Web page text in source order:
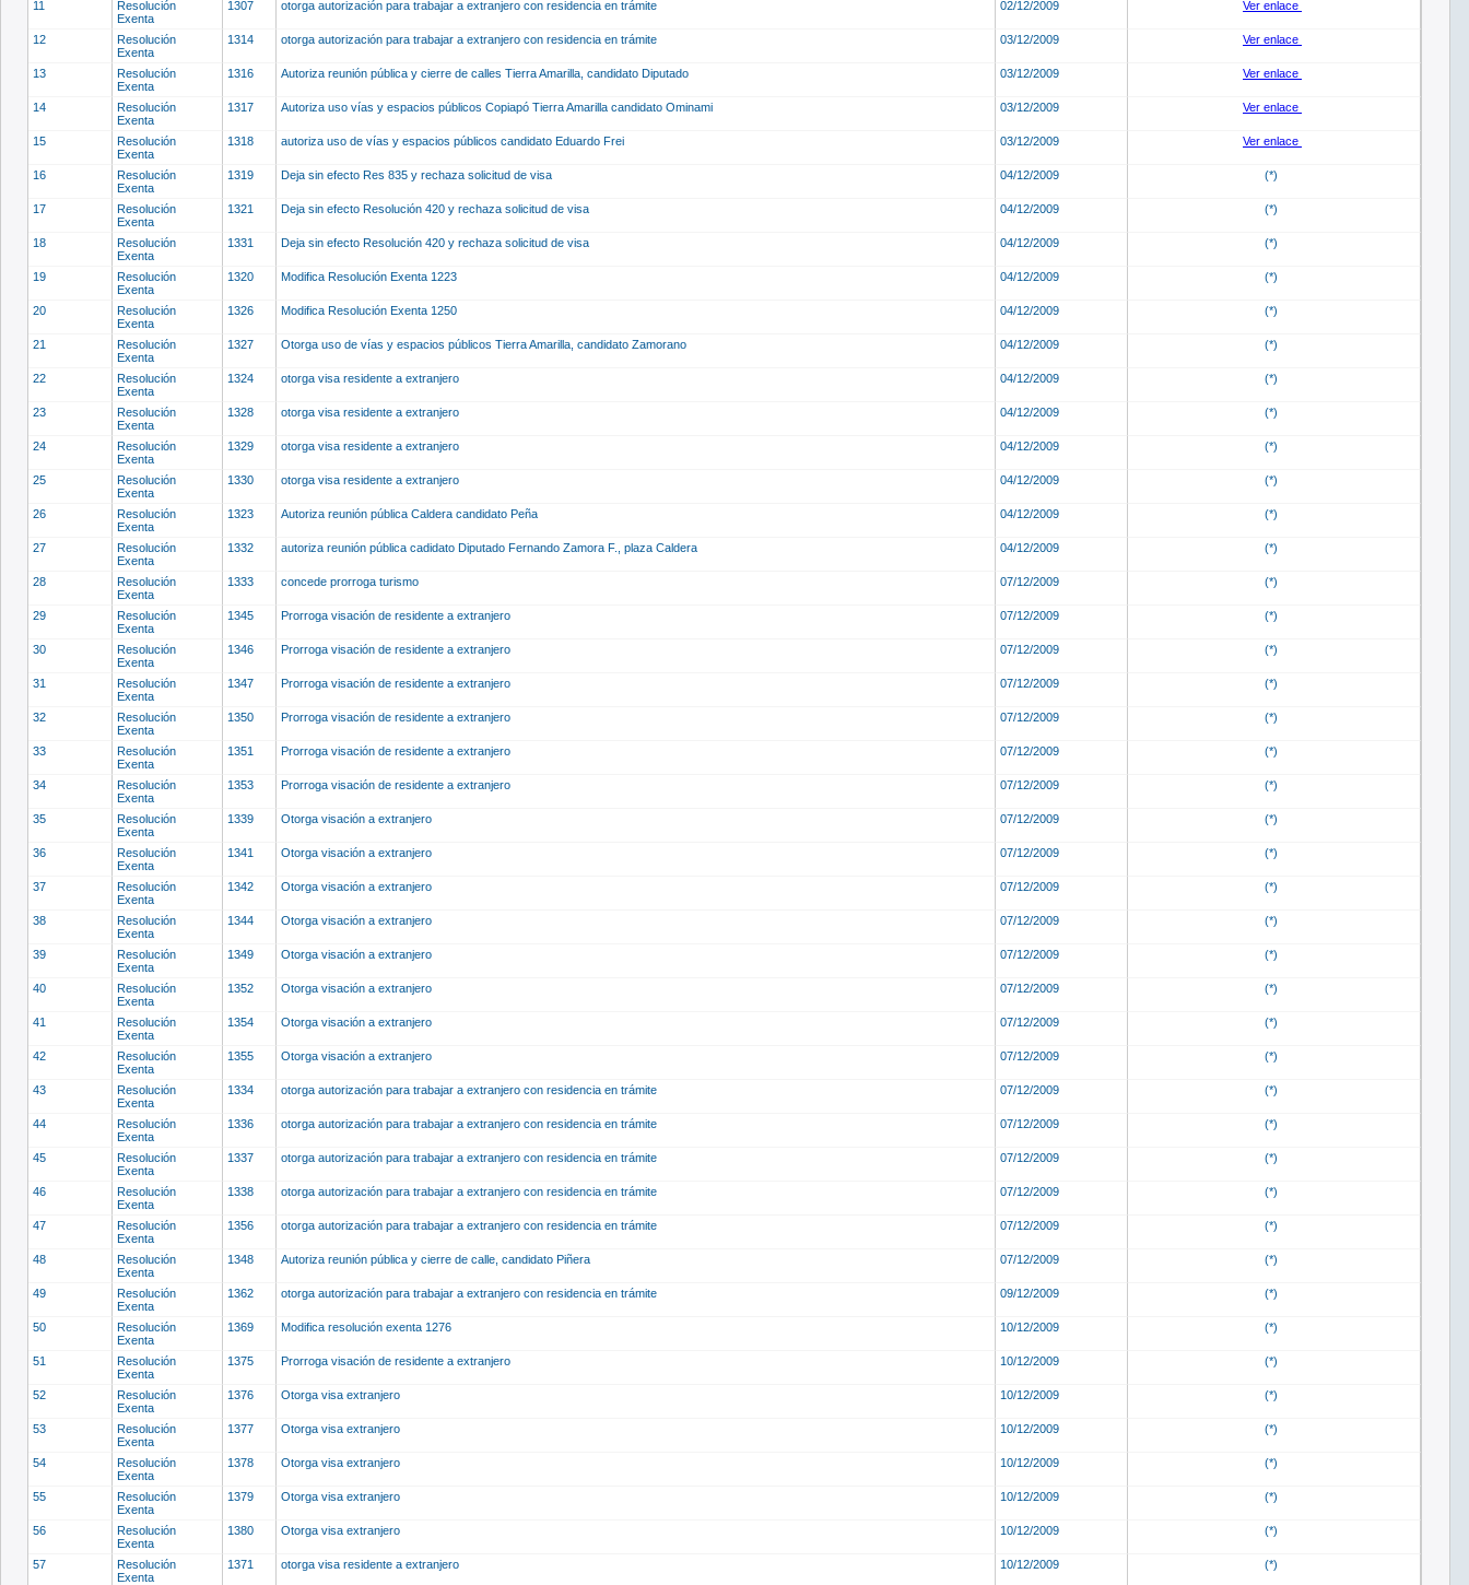
11
Resolución
Exenta
1307 otorga autorización para trabajar a extranjero con residencia en trámite 02/12/2009 Ver enlace
12
Resolución
Exenta
1314 otorga autorización para trabajar a extranjero con residencia en trámite 03/12/2009 Ver enlace
13
Resolución
Exenta
1316 Autoriza reunión pública y cierre de calles Tierra Amarilla, candidato Diputado 03/12/2009 Ver enlace
14
Resolución
Exenta
1317 Autoriza uso vías y espacios públicos Copiapó Tierra Amarilla candidato Ominami 03/12/2009 Ver enlace
15
Resolución
Exenta
1318 autoriza uso de vías y espacios públicos candidato Eduardo Frei 03/12/2009 Ver enlace
16
Resolución
Exenta
1319 Deja sin efecto Res 835 y rechaza solicitud de visa 04/12/2009 (*)
17
Resolución
Exenta
1321 Deja sin efecto Resolución 420 y rechaza solicitud de visa 04/12/2009 (*)
18
Resolución
Exenta
1331 Deja sin efecto Resolución 420 y rechaza solicitud de visa 04/12/2009 (*)
19
Resolución
Exenta
1320 Modifica Resolución Exenta 1223 04/12/2009 (*)
20
Resolución
Exenta
1326 Modifica Resolución Exenta 1250 04/12/2009 (*)
21
Resolución
Exenta
1327 Otorga uso de vías y espacios públicos Tierra Amarilla, candidato Zamorano 04/12/2009 (*)
22
Resolución
Exenta
1324 otorga visa residente a extranjero 04/12/2009 (*)
23
Resolución
Exenta
1328 otorga visa residente a extranjero 04/12/2009 (*)
24
Resolución
Exenta
1329 otorga visa residente a extranjero 04/12/2009 (*)
25
Resolución
Exenta
1330 otorga visa residente a extranjero 04/12/2009 (*)
26
Resolución
Exenta
1323 Autoriza reunión pública Caldera candidato Peña 04/12/2009 (*)
27
Resolución
Exenta
1332 autoriza reunión pública cadidato Diputado Fernando Zamora F., plaza Caldera 04/12/2009 (*)
28
Resolución
Exenta
1333 concede prorroga turismo 07/12/2009 (*)
29
Resolución
Exenta
1345 Prorroga visación de residente a extranjero 07/12/2009 (*)
30
Resolución
Exenta
1346 Prorroga visación de residente a extranjero 07/12/2009 (*)
31
Resolución
Exenta
1347 Prorroga visación de residente a extranjero 07/12/2009 (*)
32
Resolución
Exenta
1350 Prorroga visación de residente a extranjero 07/12/2009 (*)
33
Resolución
Exenta
1351 Prorroga visación de residente a extranjero 07/12/2009 (*)
34
Resolución
Exenta
1353 Prorroga visación de residente a extranjero 07/12/2009 (*)
35
Resolución
Exenta
1339 Otorga visación a extranjero 07/12/2009 (*)
36
Resolución
Exenta
1341 Otorga visación a extranjero 07/12/2009 (*)
37
Resolución
Exenta
1342 Otorga visación a extranjero 07/12/2009 (*)
38
Resolución
Exenta
1344 Otorga visación a extranjero 07/12/2009 (*)
39
Resolución
Exenta
1349 Otorga visación a extranjero 07/12/2009 (*)
40
Resolución
Exenta
1352 Otorga visación a extranjero 07/12/2009 (*)
41
Resolución
Exenta
1354 Otorga visación a extranjero 07/12/2009 (*)
42
Resolución
Exenta
1355 Otorga visación a extranjero 07/12/2009 (*)
43
Resolución
Exenta
1334 otorga autorización para trabajar a extranjero con residencia en trámite 07/12/2009 (*)
44
Resolución
Exenta
1336 otorga autorización para trabajar a extranjero con residencia en trámite 07/12/2009 (*)
45
Resolución
Exenta
1337 otorga autorización para trabajar a extranjero con residencia en trámite 07/12/2009 (*)
46
Resolución
Exenta
1338 otorga autorización para trabajar a extranjero con residencia en trámite 07/12/2009 (*)
47
Resolución
Exenta
1356 otorga autorización para trabajar a extranjero con residencia en trámite 07/12/2009 (*)
48
Resolución
Exenta
1348 Autoriza reunión pública y cierre de calle, candidato Piñera 07/12/2009 (*)
49
Resolución
Exenta
1362 otorga autorización para trabajar a extranjero con residencia en trámite 09/12/2009 (*)
50
Resolución
Exenta
1369 Modifica resolución exenta 1276 10/12/2009 (*)
51
Resolución
Exenta
1375 Prorroga visación de residente a extranjero 10/12/2009 (*)
52
Resolución
Exenta
1376 Otorga visa extranjero 10/12/2009 (*)
53
Resolución
Exenta
1377 Otorga visa extranjero 10/12/2009 (*)
54
Resolución
Exenta
1378 Otorga visa extranjero 10/12/2009 (*)
55
Resolución
Exenta
1379 Otorga visa extranjero 10/12/2009 (*)
56
Resolución
Exenta
1380 Otorga visa extranjero 10/12/2009 (*)
57
Resolución
Exenta
1371 otorga visa residente a extranjero 10/12/2009 (*)